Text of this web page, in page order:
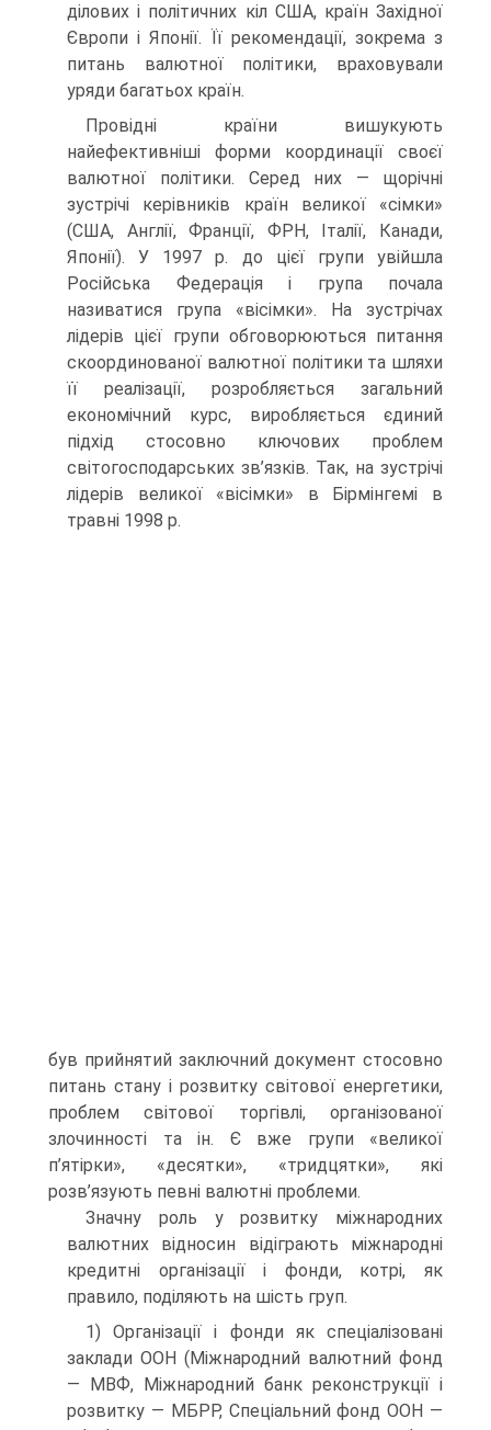
ділових і політичних кіл США, країн Західної
Європи і Японії. Її рекомендації, зокрема з
питань валютної політики, враховували
уряди багатьох країн.
Провідні країни вишукують
найефективніші форми координації своєї
валютної політики. Серед них — щорічні
зустрічі керівників країн великої «сімки»
(США, Англії, Франції, ФРН, Італії, Канади,
Японії). У 1997 р. до цієї групи увійшла
Російська Федерація і група почала
називатися група «вісімки». На зустрічах
лідерів цієї групи обговорюються питання
скоординованої валютної політики та шляхи
її реалізації, розробляється загальний
економічний курс, виробляється єдиний
підхід стосовно ключових проблем
світогосподарських зв’язків. Так, на зустрічі
лідерів великої «вісімки» в Бірмінгемі в
травні 1998 р.
був прийнятий заключний документ стосовно
питань стану і розвитку світової енергетики,
проблем світової торгівлі, організованої
злочинності та ін. Є вже групи «великої
п’ятірки», «десятки», «тридцятки», які
розв’язують певні валютні проблеми.
Значну роль у розвитку міжнародних
валютних відносин відіграють міжнародні
кредитні організації і фонди, котрі, як
правило, поділяють на шість груп.
1) Організації і фонди як спеціалізовані
заклади ООН (Міжнародний валютний фонд
— МВФ, Міжнародний банк реконструкції і
розвитку — МБРР, Спеціальний фонд ООН —